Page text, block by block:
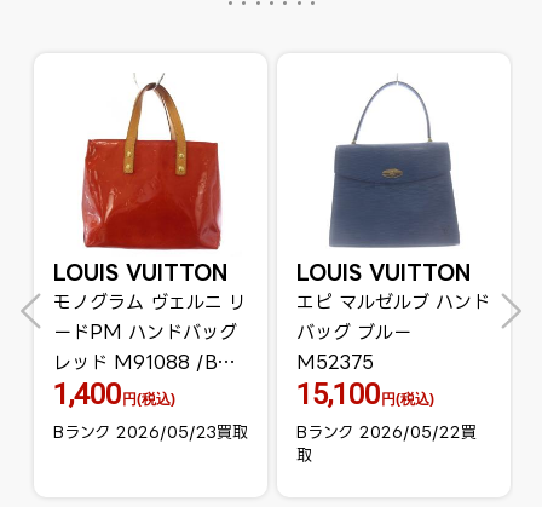
LOUIS VUITTON
モノグラム ヴェルニ リ
ードPM ハンドバッグ
レッド M91088 /BM
OH
1,400円(税込)
Bランク 2026/05/23買取
LOUIS VUITTON
エピ マルゼルブ ハンド
バッグ ブルー
M52375
15,100円(税込)
Bランク 2026/05/22買
取